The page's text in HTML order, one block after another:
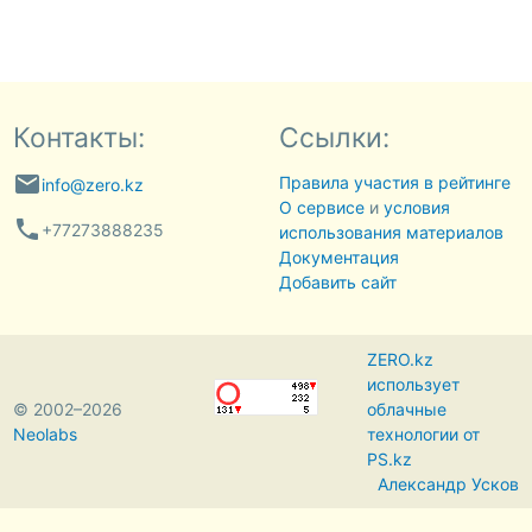
Контакты:
emailinfo@zero.kz
phone +77273888235
Ссылки:
Правила участия в рейтинге
О сервисеи условия
использования материалов
Документация
Добавить сайт
© 2002–2026
Neolabs
ZERO.kz
использует
облачные
технологии от
PS.kz
Александр Усков